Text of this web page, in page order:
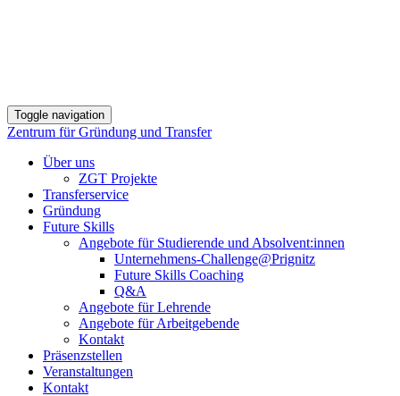
Toggle navigation
Zentrum für Gründung und Transfer
Über uns
ZGT Projekte
Transferservice
Gründung
Future Skills
Angebote für Studierende und Absolvent:innen
Unternehmens-Challenge@Prignitz
Future Skills Coaching
Q&A
Angebote für Lehrende
Angebote für Arbeitgebende
Kontakt
Präsenzstellen
Veranstaltungen
Kontakt